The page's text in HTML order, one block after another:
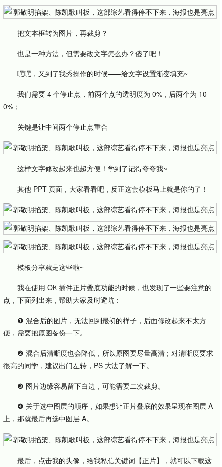
把文本框转为图片，再裁剪？
也是一种方法，但需要改文字怎么办？傻了吧！
嘿嘿，又到了我秀操作的时候——给文字设置渐变填充~
我们需要 4 个停止点，前两个点的透明度为 0%，后两个为 10
0%；
关键是让中间两个停止点重合：
这样文字修改起来也超方便！学到了记得夸夸我~
其他 PPT 页面，大家看看吧，反正这套模板马上就是你的了！
模板分享就是这些啦~
我在使用 OK 插件正片叠底功能的时候，也发现了一些要注意的
点，下面列出来，帮助大家及时避坑：
❶ 混合后的图片，无法回到最初的样子，后面修改起来不太方
便，需要把原图备份一下。
❷ 混合后清晰度也会降低，所以原图要尽量高清；对清晰度要求
很高的同学，建议出门左转，PS 大法了解一下。
❸ 图片边缘容易留下白边，可能需要二次裁剪。
❹ 关于选中图层的顺序，如果想让正片叠底的效果呈现在图层 A
上，那就最后再选中图层 A。
最后，点击我的头像，给我私信关键词【正片】，就可以下载这